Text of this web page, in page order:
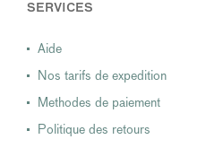
SERVICES
Aide
Nos tarifs de expedition
Methodes de paiement
Politique des retours